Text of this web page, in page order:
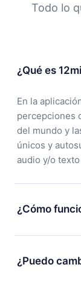
Todo lo
¿Qué es
En la
percepciones
del mundo y
únicos y
audio y/o
¿Cómo
Puedes
disfrutar de
estás
¿Puedo